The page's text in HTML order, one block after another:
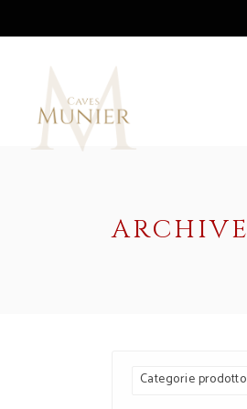
ARCHIVE
Categorie prodotto